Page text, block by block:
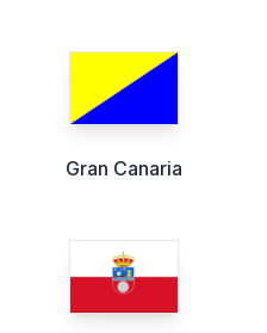
Gran Canaria